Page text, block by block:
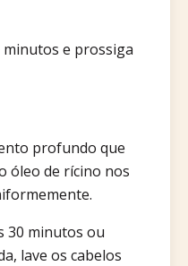
minutos e prossiga
profundo que
óleo de rícino nos
30 minutos ou
lave os cabelos